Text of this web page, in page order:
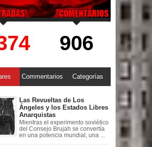
906
Commentarios Categorías
Las Revueltas de Los
Ángeles y los Estados Libres
Anarquistas
Mientras el experimento soviético
del Consejo Brujah se convertía
en una potencia mundial, una ...